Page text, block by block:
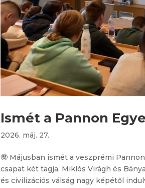
Ismét a Pannon
2026. máj. 27.
🤓 Májusban ismét a veszprémi
csapat két tagja, Miklós Virágh és
és civilizációs válság nagy képétől